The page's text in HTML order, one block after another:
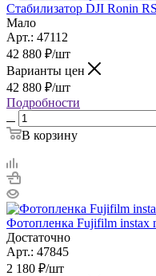
Стабилизатор DJI Ronin
Мало
Арт.: 47112
42 880 ₽/шт
Варианты цен
42 880 ₽/шт
Подробности
В корзину
Фотопленка Fujifilm instax
Достаточно
Арт.: 47845
2 180 ₽/шт